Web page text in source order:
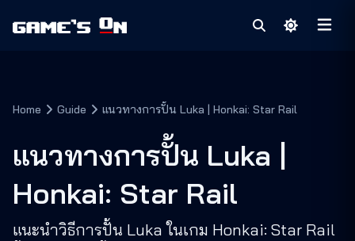
Home Guide แนวทางการปั้น Luka | Honkai: Star Rail
แนวทางการปั้น Luka |
Honkai: Star Rail
แนะนำวิธีการปั้น Luka ในเกม Honkai: Star Rail